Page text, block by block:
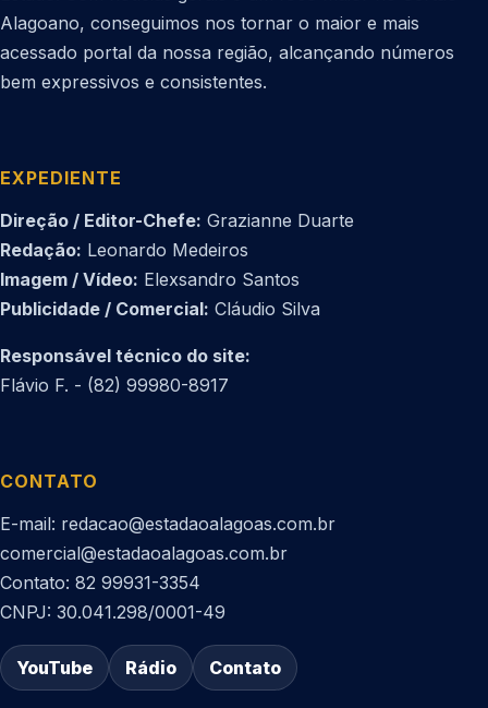
Alagoano, conseguimos nos tornar o maior e mais
acessado portal da nossa região, alcançando números
bem expressivos e consistentes.
EXPEDIENTE
Direção / Editor-Chefe: Grazianne Duarte
Redação: Leonardo Medeiros
Imagem / Vídeo: Elexsandro Santos
Publicidade / Comercial: Cláudio Silva
Responsável técnico do site:
Flávio F. - (82) 99980-8917
CONTATO
E-mail: redacao@estadaoalagoas.com.br
comercial@estadaoalagoas.com.br
Contato: 82 99931-3354
CNPJ: 30.041.298/0001-49
YouTube Rádio Contato